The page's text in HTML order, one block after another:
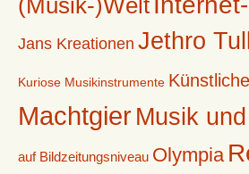
(Musik-)Welt
Jans Kreationen Jethro
Kuriose Musikinstrumente
MachtgierMusik
auf Bildzeitungsniveau Olympia